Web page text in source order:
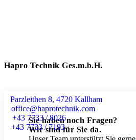
Hapro Technik Ges.m.b.H.
Parzleithen 8, 4720 Kallham
office@haprotechnik.com
+43 7733 / 8026
+43 7733 / 7193
Sie haben noch Fragen?
Wir sind für Sie da.